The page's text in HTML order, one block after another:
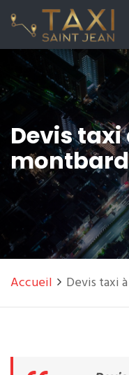
Devis taxi
montbard
Accueil Devis taxi